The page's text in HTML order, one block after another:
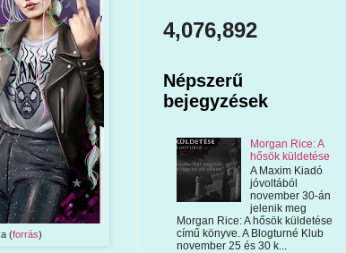
(forrás)
4,076,892
Népszerű
bejegyzések
Morgan Rice: A
hősök küldetése
A Maxim Kiadó
jóvoltából
november 30-án
jelenik meg
Morgan Rice: A hősök küldetése
című könyve. A Blogturné Klub
november 25 és 30 k...